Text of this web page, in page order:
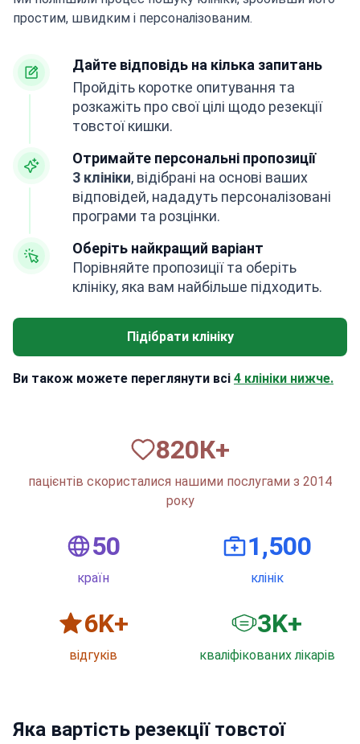
простим, швидким і персоналізованим.
Дайте відповідь на кілька запитань
Пройдіть коротке опитування та
розкажіть про свої цілі щодо резекції
товстої кишки.
Отримайте персональні пропозиції
3 клініки, відібрані на основі ваших
відповідей, нададуть персоналізовані
програми та розцінки.
Оберіть найкращий варіант
Порівняйте пропозиції та оберіть
клініку, яка вам найбільше підходить.
Підібрати клініку
Ви також можете переглянути всі 4 клініки нижче.
820К+
пацієнтів скористалися нашими послугами з 2014
року
50
країн
1,500
клінік
6K+
відгуків
3K+
кваліфікованих лікарів
Яка вартість резекції товстої